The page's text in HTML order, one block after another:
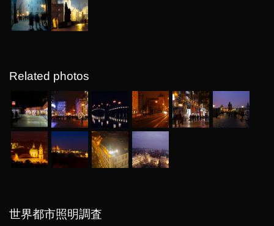
Related photos
世界都市照明調査